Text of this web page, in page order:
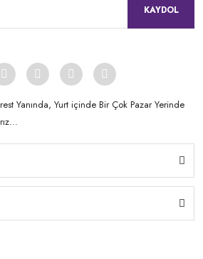
KAYDOL
Yanında, Yurt içinde Bir Çok Pazar Yerinde